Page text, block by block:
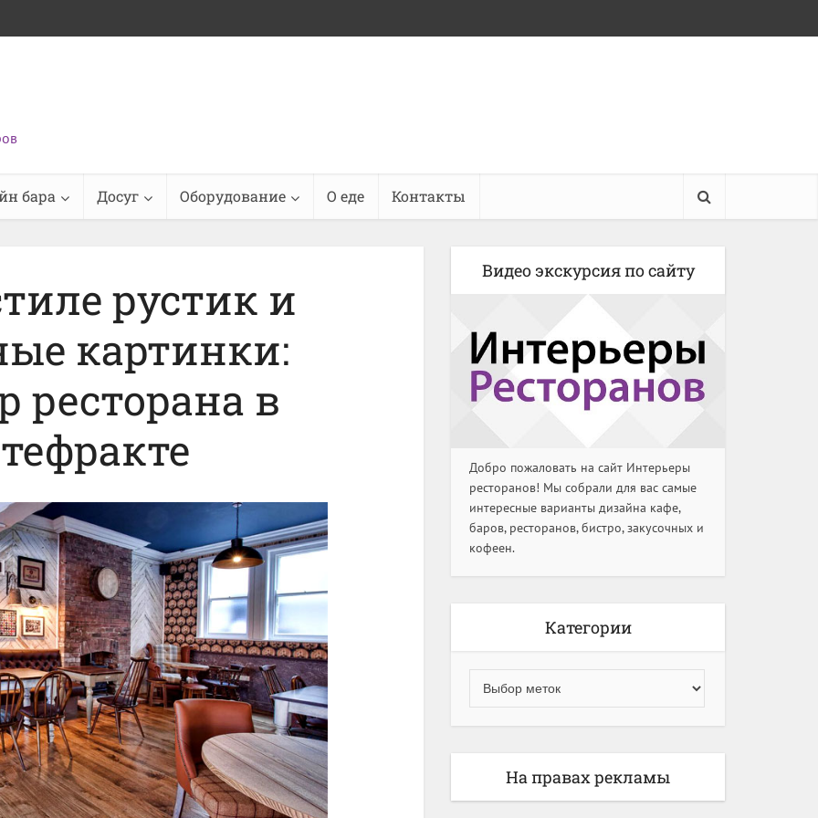
бара Досуг Оборудование О еде Контакты
рустик и
картинки:
ресторана в
Видео экскурсия по сайту
Добро пожаловать на сайт Интерьеры
ресторанов! Мы собрали для вас самые
интересные варианты дизайна кафе,
баров, ресторанов, бистро, закусочных и
кофеен.
Категории
На правах рекламы